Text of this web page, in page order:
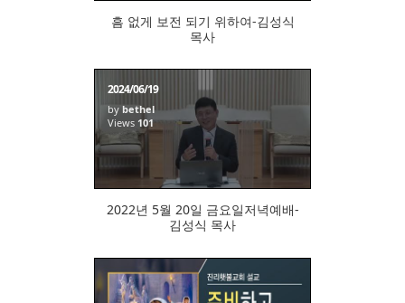
흠 없게 보전 되기 위하여-김성식
목사
2024/06/19
bybethel
Views 101
2022년 5월 20일 금요일저녁예배-
김성식 목사